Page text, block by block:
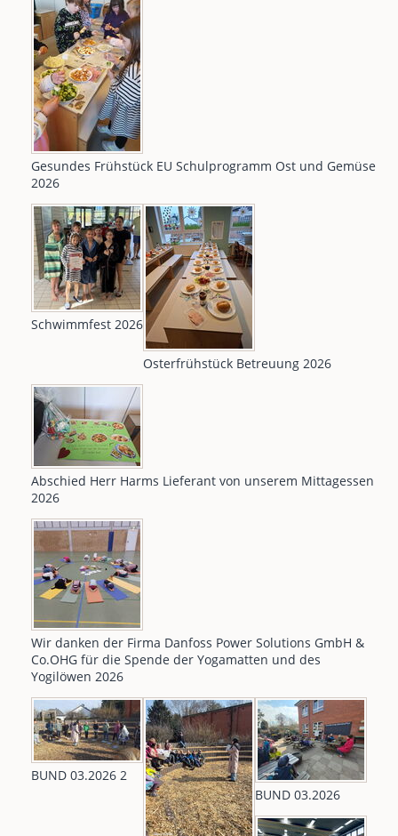
Gesundes Frühstück EU Schulprogramm Ost und Gemüse
2026
Schwimmfest 2026
Osterfrühstück Betreuung 2026
Abschied Herr Harms Lieferant von unserem Mittagessen
2026
Wir danken der Firma Danfoss Power Solutions GmbH &
Co.OHG für die Spende der Yogamatten und des
Yogilöwen 2026
BUND 03.2026 2
BUND 03.2026